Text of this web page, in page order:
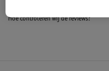
Hoe controleren wij de reviews?